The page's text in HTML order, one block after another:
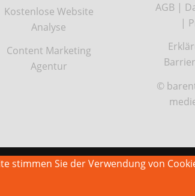
Kostenlose Website
Analyse
Content Marketing
Agentur
AGB|
|
©
stimmen Sie der Verwendung von